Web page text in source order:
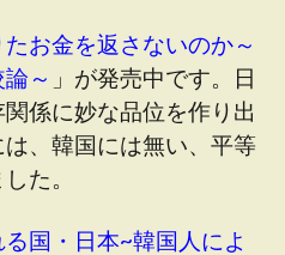
お金を返さないのか～
～ 」が発売中です。日
係に妙な品位を作り出
、韓国には無い、平等
た。
国・日本~韓国人によ